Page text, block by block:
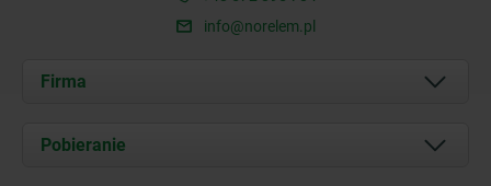
info@norelem.pl
Firma
O nas
Pobieranie